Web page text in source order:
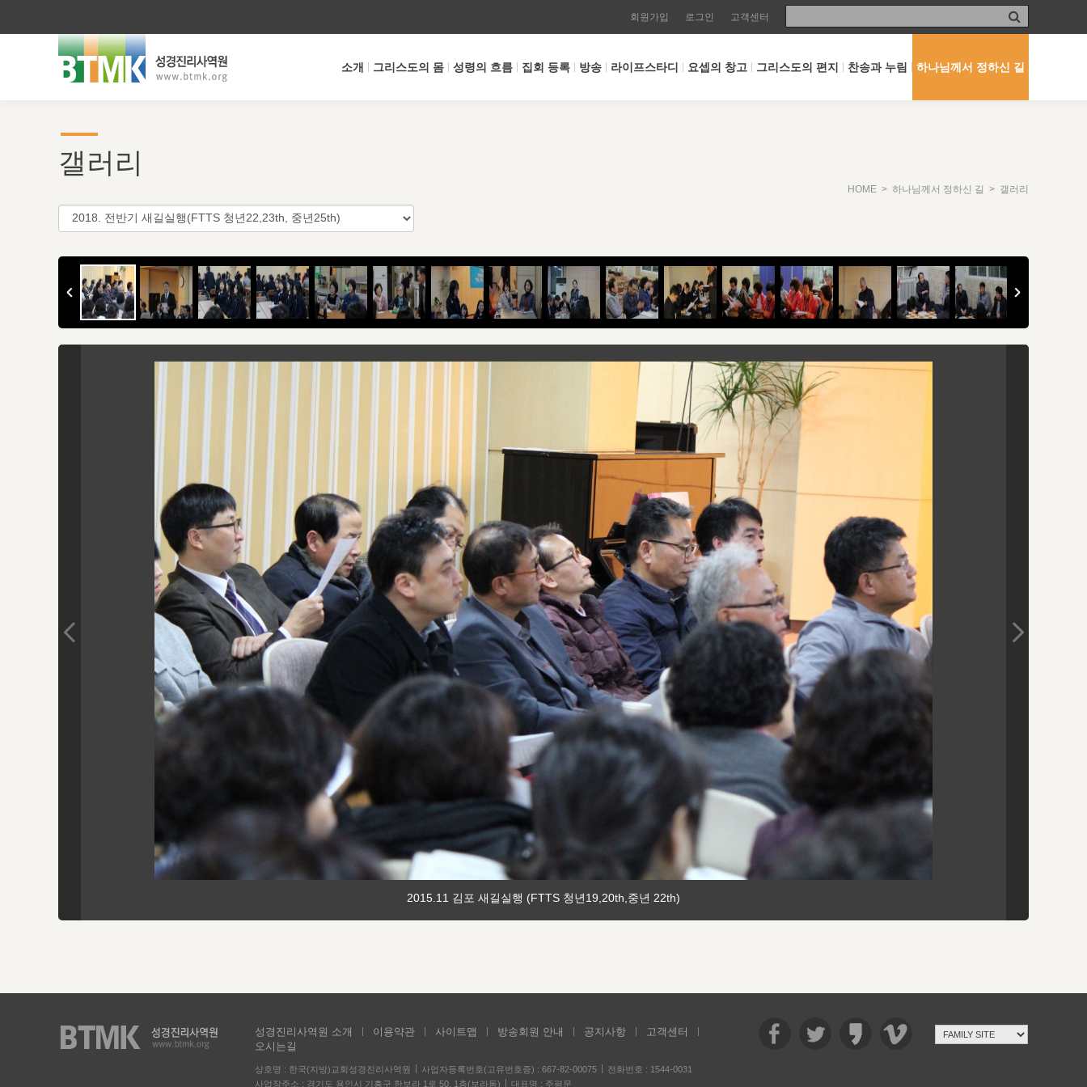
회원가입 로그인 고객센터
소개 그리스도의 몸 성령의 흐름 집회 등록 방송 라이프스타디 요셉의 창고 그리스도의 편지 찬송과 누림 하나님께서 정하신 길
갤러리
HOME > 하나님께서 정하신 길 > 갤러리
2015.11 김포 새길실행 (FTTS 청년19,20th,중년 22th)
성경진리사역원 소개 이용약관 사이트맵 방송회원 안내 공지사항
고객센터
오시는길
상호명 : 한국(지방)교회성경진리사역원 사업자등록번호(고유번호증) : 667-82-00075
전화번호 : 1544-0031
사업장주소 : 경기도 용인시 기흥구 한보라 1로 50, 1층(보라동)
대표명 : 주평문